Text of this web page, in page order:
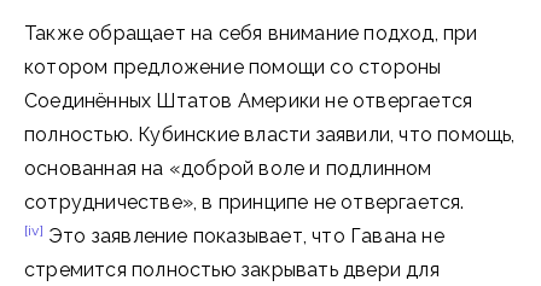
Также обращает на себя внимание подход, при
котором предложение помощи со стороны
Соединённых Штатов Америки не отвергается
полностью. Кубинские власти заявили, что помощь,
основанная на «доброй воле и подлинном
сотрудничестве», в принципе не отвергается.
[iv] Это заявление показывает, что Гавана не
стремится полностью закрывать двери для